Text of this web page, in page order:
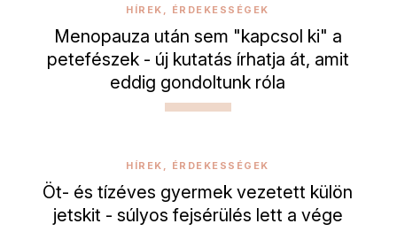
HÍREK, ÉRDEKESSÉGEK
Menopauza után sem "kapcsol ki" a
petefészek - új kutatás írhatja át, amit
eddig gondoltunk róla
HÍREK, ÉRDEKESSÉGEK
Öt- és tízéves gyermek vezetett külön
jetskit - súlyos fejsérülés lett a vége